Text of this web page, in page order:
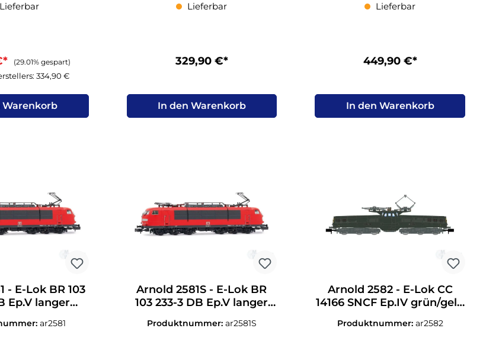
Lieferbar
(29.01% gespart)
334,90 €
Warenkorb
Lieferbar
329,90 €*
In den Warenkorb
Lieferbar
449,90 €*
In den Warenkorb
- E-Lok BR 103
Ep.V langer
1:160
ar2581
Arnold 2581S - E-Lok BR
103 233-3 DB Ep.V langer
1:160 Sound
Produktnummer: ar2581S
Arnold 2582 - E-Lok CC
14166 SNCF Ep.IV grün/gelb
Produktnummer: ar2582